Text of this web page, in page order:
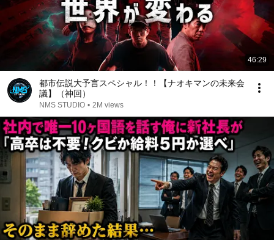
46:29
都市伝説大予言スペシャル！！【ナオキマンの未来会
議】（神回）
NMS STUDIO • 2M views